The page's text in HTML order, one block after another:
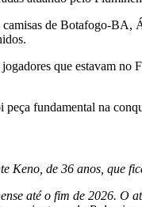
de Botafogo-BA,
que estavam no
fundamental na
Keno, de 36 anos, que
até o fim de 2026. O